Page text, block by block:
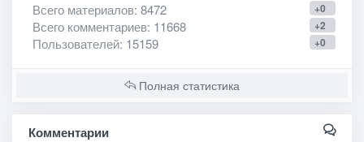
+0
Всего материалов: 8472
+2
Всего комментариев: 11668
+0
Пользователей: 15159
Полная статистика
Комментарии